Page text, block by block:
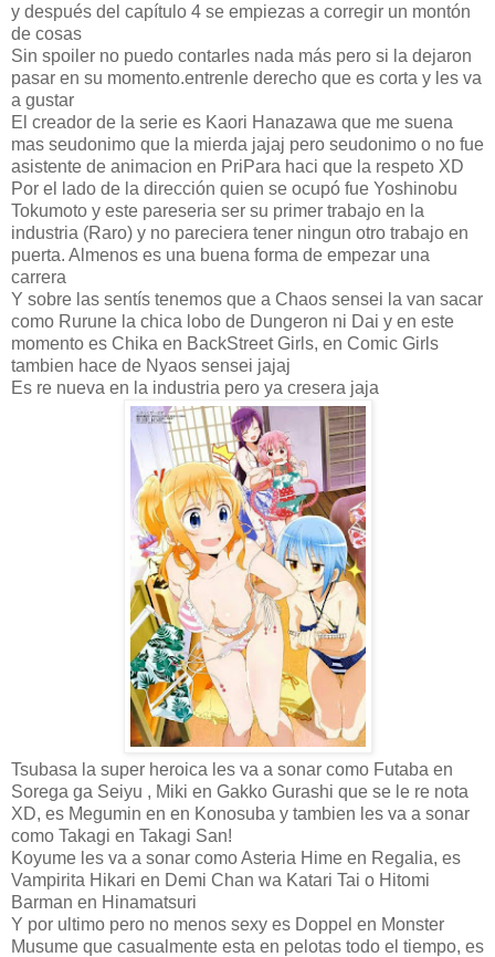
y después del capítulo 4 se empiezas a corregir un montón
de cosas
Sin spoiler no puedo contarles nada más pero si la dejaron
pasar en su momento.entrenle derecho que es corta y les va
a gustar
El creador de la serie es Kaori Hanazawa que me suena
mas seudonimo que la mierda jajaj pero seudonimo o no fue
asistente de animacion en PriPara haci que la respeto XD
Por el lado de la dirección quien se ocupó fue Yoshinobu
Tokumoto y este pareseria ser su primer trabajo en la
industria (Raro) y no pareciera tener ningun otro trabajo en
puerta. Almenos es una buena forma de empezar una
carrera
Y sobre las sentís tenemos que a Chaos sensei la van sacar
como Rurune la chica lobo de Dungeron ni Dai y en este
momento es Chika en BackStreet Girls, en Comic Girls
tambien hace de Nyaos sensei jajaj
Es re nueva en la industria pero ya cresera jaja
Tsubasa la super heroica les va a sonar como Futaba en
Sorega ga Seiyu , Miki en Gakko Gurashi que se le re nota
XD, es Megumin en en Konosuba y tambien les va a sonar
como Takagi en Takagi San!
Koyume les va a sonar como Asteria Hime en Regalia, es
Vampirita Hikari en Demi Chan wa Katari Tai o Hitomi
Barman en Hinamatsuri
Y por ultimo pero no menos sexy es Doppel en Monster
Musume que casualmente esta en pelotas todo el tiempo, es